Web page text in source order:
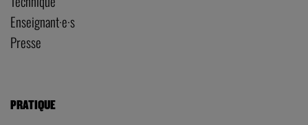
Enseignant·e·s
Presse
PRATIQUE